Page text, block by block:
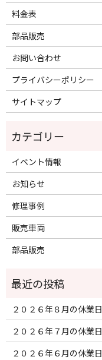
料金表
部品販売
お問い合わせ
プライバシーポリシー
サイトマップ
イベント情報
お知らせ
修理事例
販売車両
部品販売
２０２６年８月の休業
２０２６年７月の休業
２０２６年６月の休業